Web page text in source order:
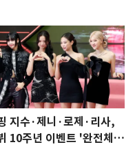
지수·제니·로제·리사,
10주년 이벤트 '완전체'